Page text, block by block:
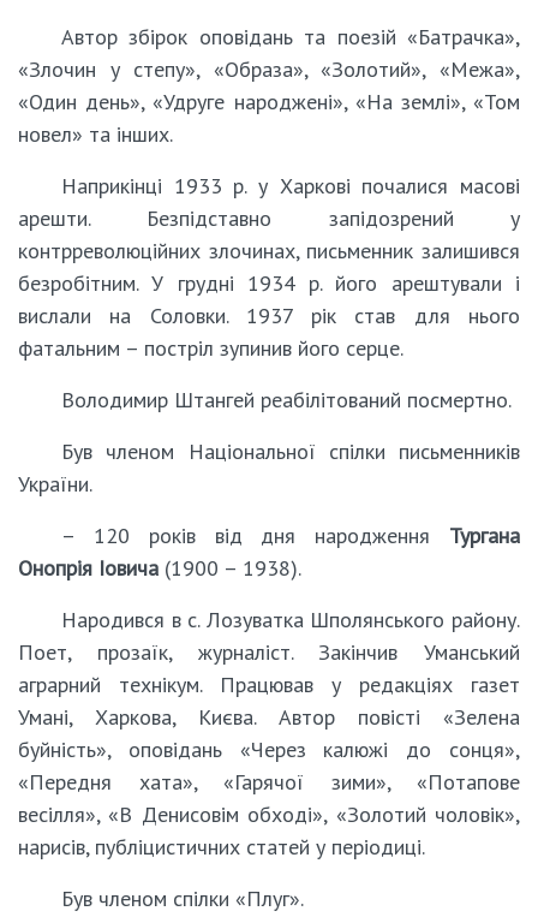
Автор збірок оповідань та поезій «Батрачка»,
«Злочин у степу», «Образа», «Золотий», «Межа»,
«Один день», «Удруге народжені», «На землі», «Том
новел» та інших.
Наприкінці 1933 р. у Харкові почалися масові
арешти. Безпідставно запідозрений у
контрреволюційних злочинах, письменник залишився
безробітним. У грудні 1934 р. його арештували і
вислали на Соловки. 1937 рік став для нього
фатальним – постріл зупинив його серце.
Володимир Штангей реабілітований посмертно.
Був членом Національної спілки письменників
України.
– 120 років від дня народження Тургана
Онопрія Іовича (1900 – 1938).
Народився в с. Лозуватка Шполянського району.
Поет, прозаїк, журналіст. Закінчив Уманський
аграрний технікум. Працював у редакціях газет
Умані, Харкова, Києва. Автор повісті «Зелена
буйність», оповідань «Через калюжі до сонця»,
«Передня хата», «Гарячої зими», «Потапове
весілля», «В Денисовім обході», «Золотий чоловік»,
нарисів, публіцистичних статей у періодиці.
Був членом спілки «Плуг».